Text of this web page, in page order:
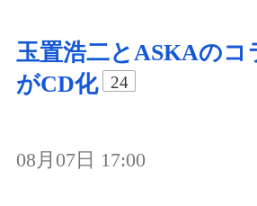
玉置浩二とASKAのコ
がCD化
24
08月07日 17:00